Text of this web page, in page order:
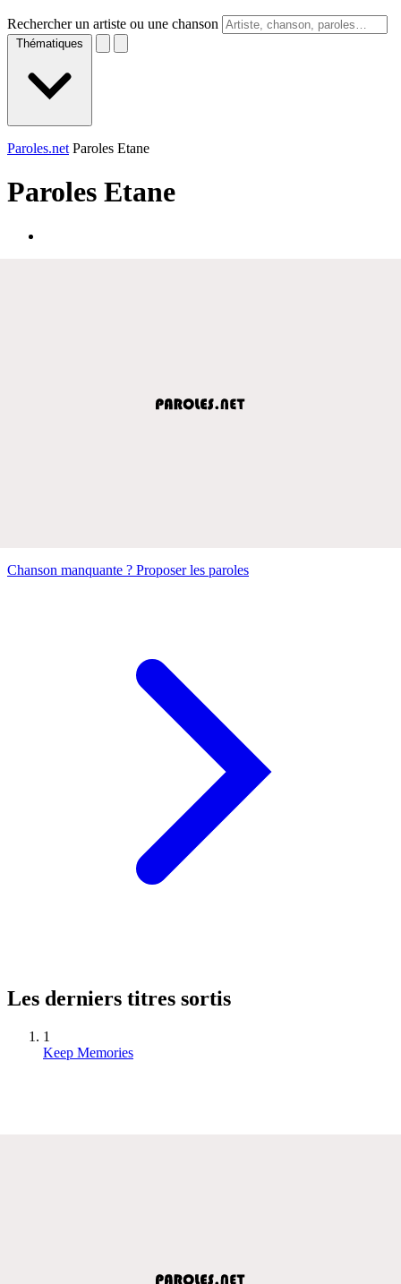
Rechercher un artiste ou une chanson
Thématiques
Paroles.net Paroles Etane
Paroles Etane
Chanson manquante ? Proposer les paroles
Les derniers titres sortis
1
Keep Memories